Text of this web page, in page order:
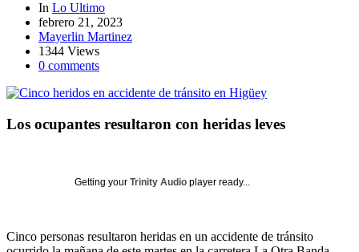
In Lo Ultimo
febrero 21, 2023
Mayerlin Martinez
1344 Views
0 comments
Los ocupantes resultaron con heridas leves
Getting your Trinity Audio player ready...
Cinco personas resultaron heridas en un accidente de tránsito